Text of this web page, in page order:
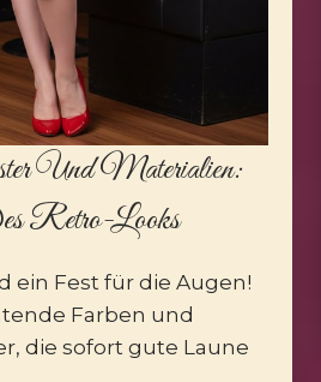
Und Materialien:
Retro-Looks
ein Fest für die Augen!
Farben und
die sofort gute Laune